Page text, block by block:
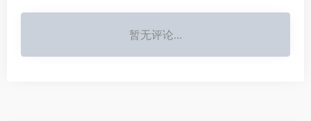
暂无评论...